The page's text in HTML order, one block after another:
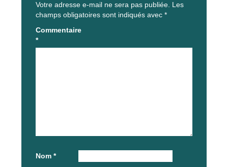
Votre adresse e-mail ne sera pas publiée. Les
champs obligatoires sont indiqués avec *
Commentaire
*
Nom *